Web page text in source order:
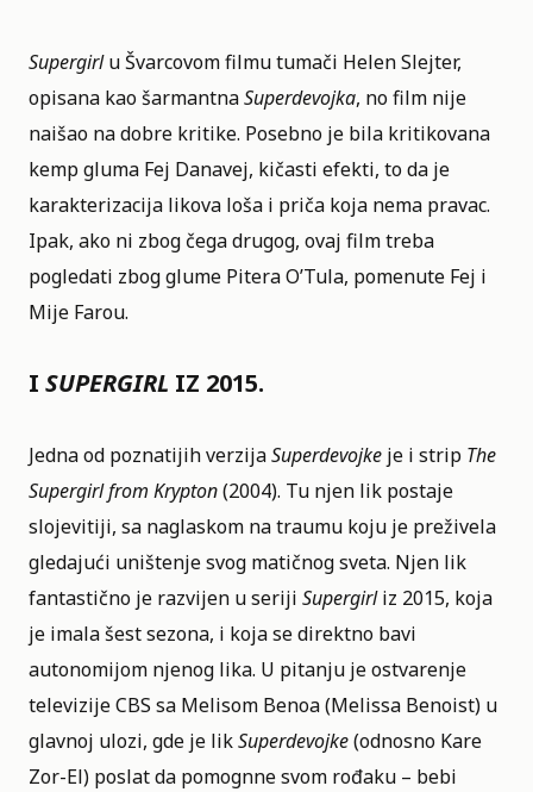
Supergirlu Švarcovom filmu tumači Helen Slejter,
opisana kao šarmantnaSuperdevojka, no film nije
naišao na dobre kritike. Posebno je bila kritikovana
kemp gluma Fej Danavej, kičasti efekti, to da je
karakterizacija likova loša i priča koja nema pravac.
Ipak, ako ni zbog čega drugog, ovaj film treba
pogledati zbog glume Pitera O’Tula, pomenute Fej i
Mije Farou.
I SUPERGIRL IZ 2015.
Jedna od poznatijih verzijaSuperdevojke je i strip The
Supergirl from Krypton(2004). Tu njen lik postaje
slojevitiji, sa naglaskom na traumu koju je preživela
gledajući uništenje svog matičnog sveta. Njen lik
fantastično je razvijen u seriji Supergirliz 2015, koja
je imala šest sezona, i koja se direktno bavi
autonomijom njenog lika. U pitanju je ostvarenje
televizije CBS sa Melisom Benoa (Melissa Benoist) u
glavnoj ulozi, gde je likSuperdevojke(odnosno Kare
Zor-El) poslat da pomognne svom rođaku – bebi